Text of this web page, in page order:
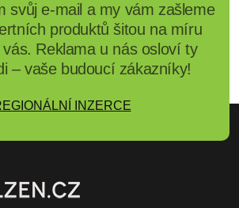
svůj e-mail a my vám zašleme
produktů šitou na míru
Reklama u nás osloví ty
– vaše budoucí zákazníky!
INZERCE